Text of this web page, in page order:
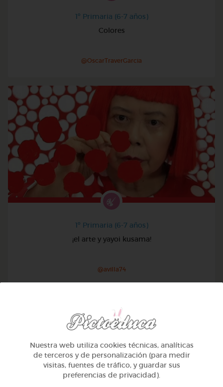
1º Primaria (6-7 años)
Colores
@OscarTraverGarcia
1º Primaria (6-7 años)
¡el arte y yayoi kusama!
@avilla74
Nuestra web utiliza cookies técnicas, analíticas
de terceros y de personalización (para medir
visitas, fuentes de tráfico, y guardar sus
preferencias de privacidad).